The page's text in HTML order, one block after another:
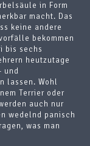
in Form
macht. Das
keine andere
bekommen
bis sechs
heutzutage
und
lassen. Wohl
Terrier oder
auch nur
wedelnd panisch
was man